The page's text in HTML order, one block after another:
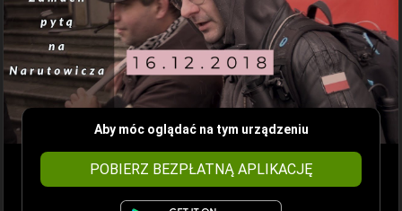
Aby móc oglądać na tym urządzeniu
POBIERZ BEZPŁATNĄ APLIKACJĘ